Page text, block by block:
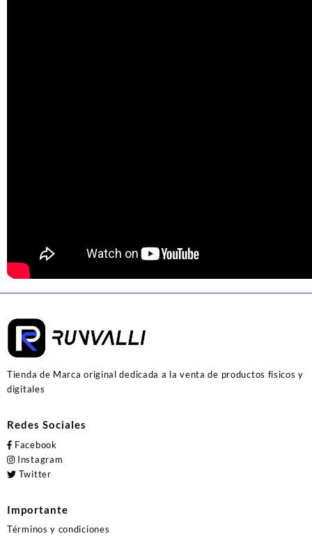
Tienda de Marca original dedicada a la venta de productos físicos y
digitales
Redes Sociales
Facebook
Instagram
Twitter
Importante
Términos y condiciones